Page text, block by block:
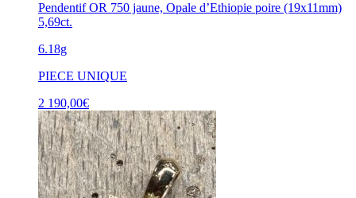
Pendentif OR 750 jaune, Opale d’Ethiopie poire (19x11mm)
5,69ct.
6.18g
PIECE UNIQUE
2 190,00€